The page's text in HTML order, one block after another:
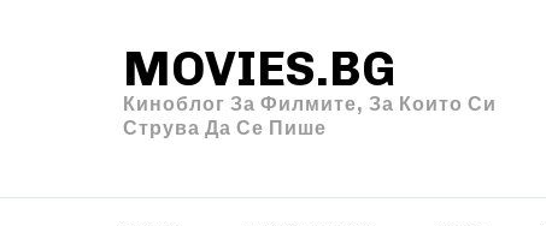
MOVIES.BG
Киноблог За Филмите, За Които Си
Струва Да Се Пише